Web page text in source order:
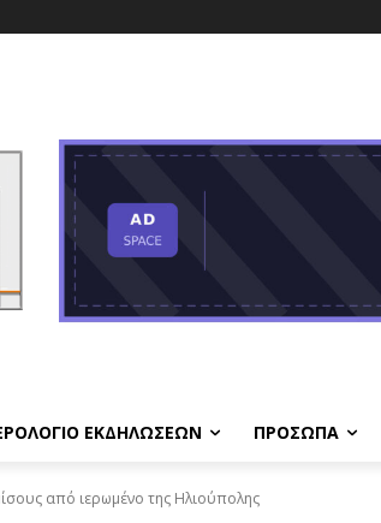
ΕΚΔΗΛΩΣΕΩΝ ΠΡΟΣΩΠΑ
από ιερωμένο της Ηλιούπολης